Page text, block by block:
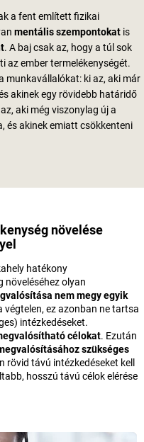
a fent említett fizikai
mentális szempontokat is
. A baj csak az, hogy a túl sok
az ember termelékenységét.
munkavállalókat: ki az, aki már
akinek egy rövidebb határidő
aki még viszonylag új a
és akinek emiatt csökkenteni
növelése
hatékony
növeléséhez olyan
nem megy egyik
végtelen, ez azonban ne tartsa
intézkedéseket.
célokat. Ezután
szükséges
rövid távú intézkedéseket kell
hosszú távú célok elérése